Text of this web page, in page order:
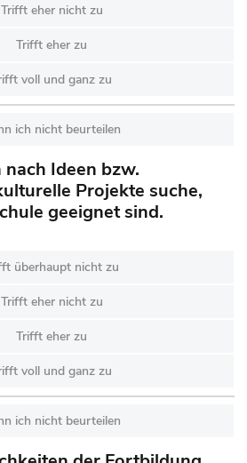
Trifft eher nicht zu
Trifft eher zu
voll und ganz zu
ich nicht beurteilen
Ideen bzw.
Projekte suche,
geeignet sind.
überhaupt nicht zu
Trifft eher nicht zu
Trifft eher zu
voll und ganz zu
ich nicht beurteilen